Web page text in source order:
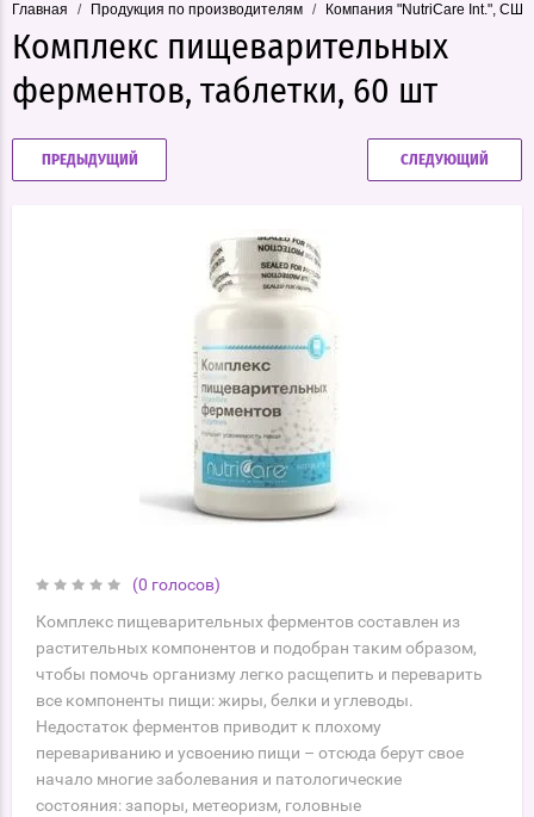
Главная / Продукция по производителям / Компания "NutriCare Int.", США
Комплекс пищеварительных
ферментов, таблетки, 60 шт
ПРЕДЫДУЩИЙ СЛЕДУЮЩИЙ
(0 голосов)
Комплекс пищеварительных ферментов составлен из
растительных компонентов и подобран таким образом,
чтобы помочь организму легко расщепить и переварить
все компоненты пищи: жиры, белки и углеводы.
Недостаток ферментов приводит к плохому
перевариванию и усвоению пищи – отсюда берут свое
начало многие заболевания и патологические
состояния: запоры, метеоризм, головные